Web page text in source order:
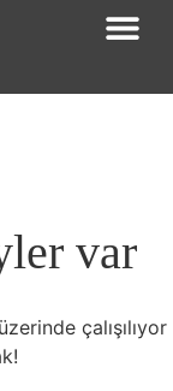
var
çalışılıyor